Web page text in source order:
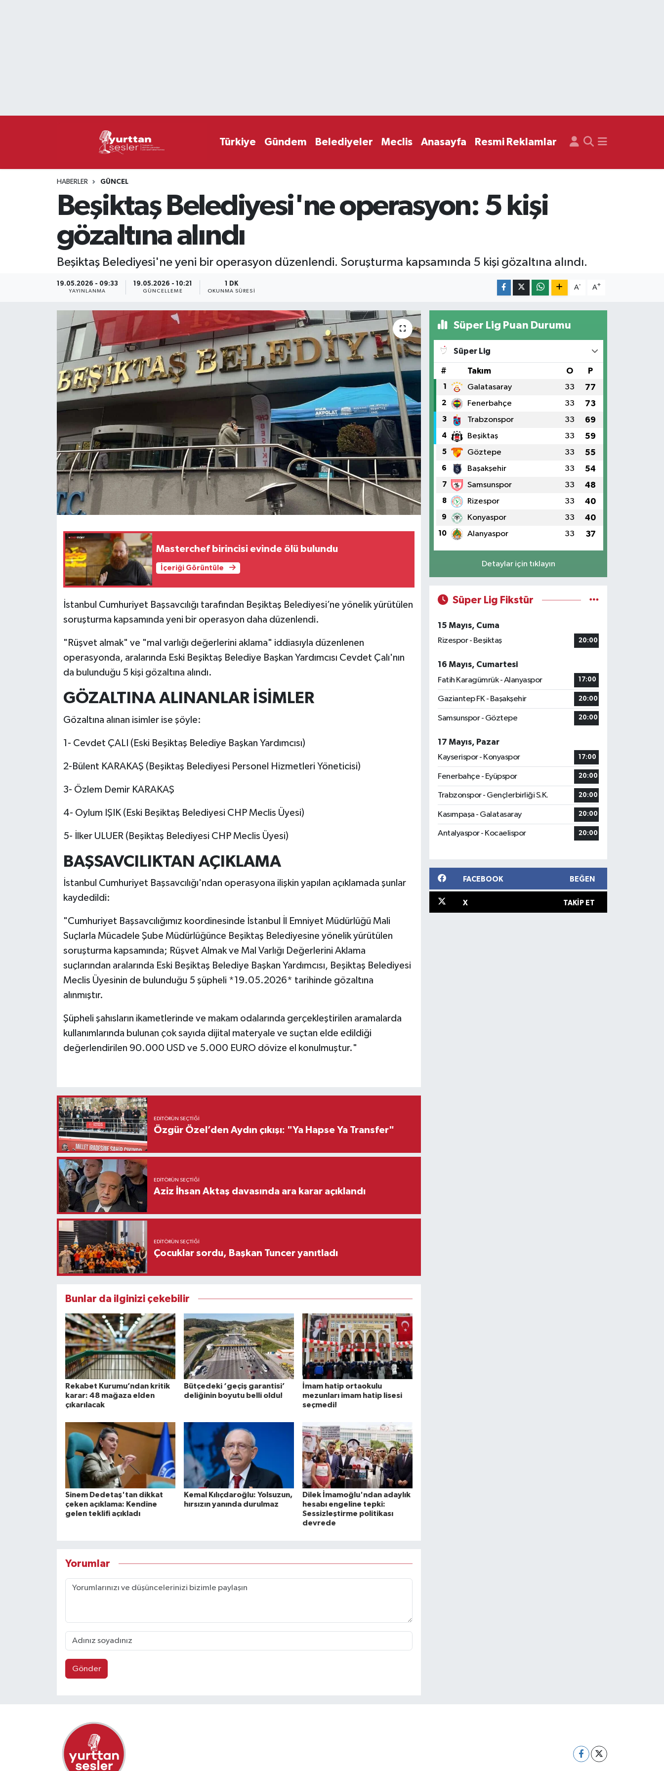
Türkiye Gündem Belediyeler Meclis Anasayfa Resmi Reklamlar
HABERLER GÜNCEL
Beşiktaş Belediyesi'ne operasyon: 5 kişi
gözaltına alındı
Beşiktaş Belediyesi'ne yeni bir operasyon düzenlendi. Soruşturma kapsamında 5 kişi gözaltına alındı.
19.05.2026 - 09:33
YAYINLANMA
19.05.2026 - 10:21
GÜNCELLEME
1 DK
OKUNMA SÜRESI
A- A+
Masterchef birincisi evinde ölü bulundu
İçeriği Görüntüle
İstanbul Cumhuriyet Başsavcılığı tarafından Beşiktaş Belediyesi’ne yönelik yürütülen
soruşturma kapsamında yeni bir operasyon daha düzenlendi.
"Rüşvet almak" ve "mal varlığı değerlerini aklama" iddiasıyla düzenlenen
operasyonda, aralarında Eski Beşiktaş Belediye Başkan Yardımcısı Cevdet Çalı'nın
da bulunduğu 5 kişi gözaltına alındı.
GÖZALTINA ALINANLAR İSİMLER
Gözaltına alınan isimler ise şöyle:
1- Cevdet ÇALI (Eski Beşiktaş Belediye Başkan Yardımcısı)
2-Bülent KARAKAŞ (Beşiktaş Belediyesi Personel Hizmetleri Yöneticisi)
3- Özlem Demir KARAKAŞ
4- Oylum IŞIK (Eski Beşiktaş Belediyesi CHP Meclis Üyesi)
5- İlker ULUER (Beşiktaş Belediyesi CHP Meclis Üyesi)
BAŞSAVCILIKTAN AÇIKLAMA
İstanbul Cumhuriyet Başsavcılığı'ndan operasyona ilişkin yapılan açıklamada şunlar
kaydedildi:
"Cumhuriyet Başsavcılığımız koordinesinde İstanbul İl Emniyet Müdürlüğü Mali
Suçlarla Mücadele Şube Müdürlüğünce Beşiktaş Belediyesine yönelik yürütülen
soruşturma kapsamında; Rüşvet Almak ve Mal Varlığı Değerlerini Aklama
suçlarından aralarında Eski Beşiktaş Belediye Başkan Yardımcısı, Beşiktaş Belediyesi
Meclis Üyesinin de bulunduğu 5 şüpheli *19.05.2026* tarihinde gözaltına
alınmıştır.
Şüpheli şahısların ikametlerinde ve makam odalarında gerçekleştirilen aramalarda
kullanımlarında bulunan çok sayıda dijital materyale ve suçtan elde edildiği
değerlendirilen 90.000 USD ve 5.000 EURO dövize el konulmuştur."
EDITÖRÜN SEÇTIĞI
Özgür Özel’den Aydın çıkışı: "Ya Hapse Ya Transfer"
EDITÖRÜN SEÇTIĞI
Aziz İhsan Aktaş davasında ara karar açıklandı
EDITÖRÜN SEÇTIĞI
Çocuklar sordu, Başkan Tuncer yanıtladı
Bunlar da ilginizi çekebilir
Rekabet Kurumu’ndan kritik
karar: 48 mağaza elden
çıkarılacak
Bütçedeki ‘geçiş garantisi’
deliğinin boyutu belli oldu!
İmam hatip ortaokulu
mezunları imam hatip lisesi
seçmedi!
Sinem Dedetaş'tan dikkat
çeken açıklama: Kendine
gelen teklifi açıkladı
Kemal Kılıçdaroğlu: Yolsuzun,
hırsızın yanında durulmaz
Dilek İmamoğlu'ndan adaylık
hesabı engeline tepki:
Sessizleştirme politikası
devrede
Yorumlar
Gönder
Süper Lig Puan Durumu
Süper Lig
# Takım O P
1 Galatasaray 33 77
2 Fenerbahçe 33 73
3 Trabzonspor 33 69
4 Beşiktaş 33 59
5 Göztepe 33 55
6 Başakşehir 33 54
7 Samsunspor 33 48
8 Rizespor 33 40
9 Konyaspor 33 40
10 Alanyaspor 33 37
Detaylar için tıklayın
Süper Lig Fikstür
15 Mayıs, Cuma
Rizespor - Beşiktaş
20:00
16 Mayıs, Cumartesi
Fatih Karagümrük - Alanyaspor
17:00
Gaziantep FK - Başakşehir 20:00
Samsunspor - Göztepe 20:00
17 Mayıs, Pazar
Kayserispor - Konyaspor
17:00
Fenerbahçe - Eyüpspor 20:00
Trabzonspor - Gençlerbirliği S.K. 20:00
Kasımpaşa - Galatasaray 20:00
Antalyaspor - Kocaelispor 20:00
FACEBOOK BEĞEN
X TAKIP ET
Süper Lig Puan Durumu ve Fikstür
Haber Arşivi